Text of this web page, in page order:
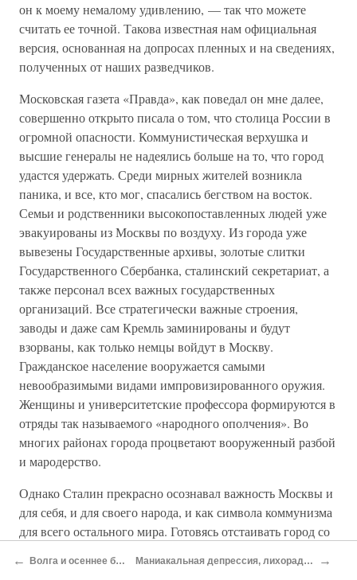
он к моему немалому удивлению, — так что можете
считать ее точной. Такова известная нам официальная
версия, основанная на допросах пленных и на сведениях,
полученных от наших разведчиков.
Московская газета «Правда», как поведал он мне далее,
совершенно открыто писала о том, что столица России в
огромной опасности. Коммунистическая верхушка и
высшие генералы не надеялись больше на то, что город
удастся удержать. Среди мирных жителей возникла
паника, и все, кто мог, спасались бегством на восток.
Семьи и родственники высокопоставленных людей уже
эвакуированы из Москвы по воздуху. Из города уже
вывезены Государственные архивы, золотые слитки
Государственного Сбербанка, сталинский секретариат, а
также персонал всех важных государственных
организаций. Все стратегически важные строения,
заводы и даже сам Кремль заминированы и будут
взорваны, как только немцы войдут в Москву.
Гражданское население вооружается самыми
невообразимыми видами импровизированного оружия.
Женщины и университетские профессора формируются в
отряды так называемого «народного ополчения». Во
многих районах города процветают вооруженный разбой
и мародерство.
Однако Сталин прекрасно осознавал важность Москвы и
для себя, и для своего народа, и как символа коммунизма
для всего остального мира. Готовясь отстаивать город со
туда значительные военные силы из Сибири. В
← Волга и осеннее бездорожье Маниакальная депрессия, лихорадка и обморожения →